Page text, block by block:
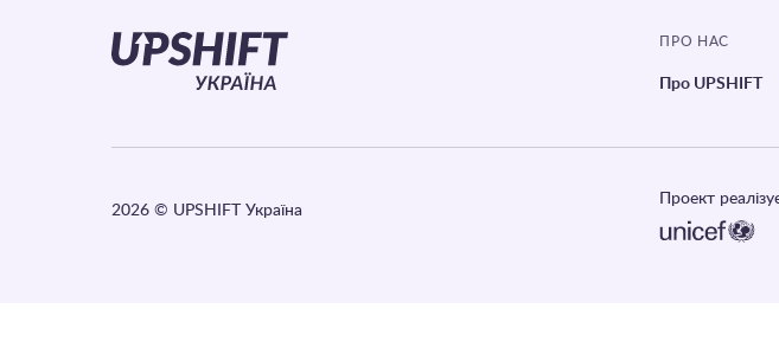
ПРО НАС
Про UPSHIFT
2026 © UPSHIFT Україна
Проект